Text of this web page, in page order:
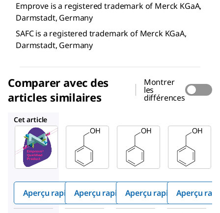
Emprove is a registered trademark of Merck KGaA,
Darmstadt, Germany
SAFC is a registered trademark of Merck KGaA,
Darmstadt, Germany
Comparer avec des
articles similaires
Montrer
les
différences
Cet article
100987
Alcool
benzyl
Aperçu rapide
137120
Alcool
benzyl
Aperçu rapide
Y0000167
Alcool
benzyliq
ue
Aperçu rapideAperçu